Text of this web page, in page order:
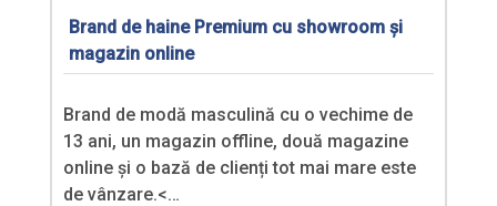
Brand de haine Premium cu showroom și
magazin online
Brand de modă masculină cu o vechime de
13 ani, un magazin offline, două magazine
online și o bază de clienți tot mai mare este
de vânzare.<…